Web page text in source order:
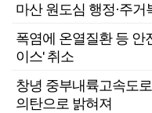
마산 원도심 행정·주
폭염에 온열질환 등 안
이스' 취소
창녕 중부내륙고속도
의탄으로 밝혀져